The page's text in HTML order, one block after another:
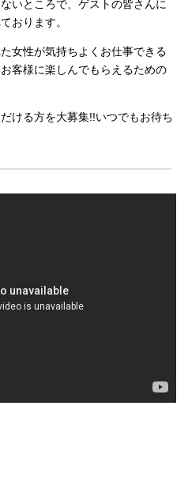
いところで、ゲストの皆さんに
おります。
女性が気持ちよくお仕事できる
客様に楽しんでもらえるための
ける方を大募集!!いつでもお待ち